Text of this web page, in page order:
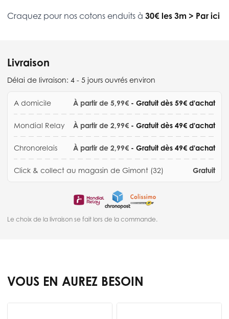
Craquez pour nos cotons enduits à 30€ les 3m > Par ici
Livraison
Délai de livraison: 4 - 5 jours ouvrés environ
A domicile À partir de 5,99€ - Gratuit dès 59€ d'achat
Mondial Relay À partir de 2,99€ - Gratuit dès 49€ d'achat
Chronorelais À partir de 2,99€ - Gratuit dès 49€ d'achat
Click & collect au magasin de Gimont (32) Gratuit
Le choix de la livraison se fait lors de la commande.
VOUS EN AUREZ BESOIN
Press to skip carousel